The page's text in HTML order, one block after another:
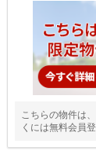
こちらの物件は
くには無料会員